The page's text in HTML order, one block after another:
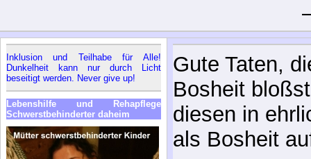
Inklusion und Teilhabe für Alle!
Dunkelheit kann nur durch Licht
beseitigt werden. Never give up!
Lebenshilfe und Rehapflege
Schwerstbehinderter daheim
Der Mensch
—Martin